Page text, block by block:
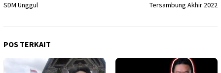
SDM Unggul
Tersambung Akhir 2022
POS TERKAIT